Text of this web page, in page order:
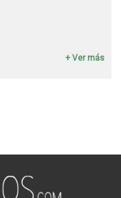
+ Ver más